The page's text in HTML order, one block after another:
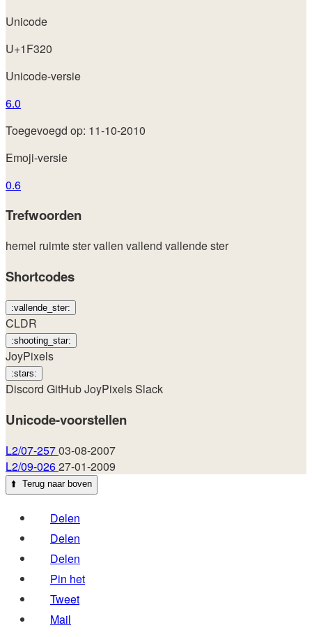
Unicode
U+1F320
Unicode-versie
6.0
Toegevoegd op: 11-10-2010
Emoji-versie
0.6
Trefwoorden
hemel ruimtestervallen vallend vallende ster
Shortcodes
:vallende_ster:
CLDR
:shooting_star:
JoyPixels
:stars:
Discord GitHubJoyPixelsSlack
Unicode-voorstellen
L2/07-25703-08-2007
L2/09-02627-01-2009
⬆️ Terug naar boven
Delen
Delen
Delen
Pin het
Tweet
Mail